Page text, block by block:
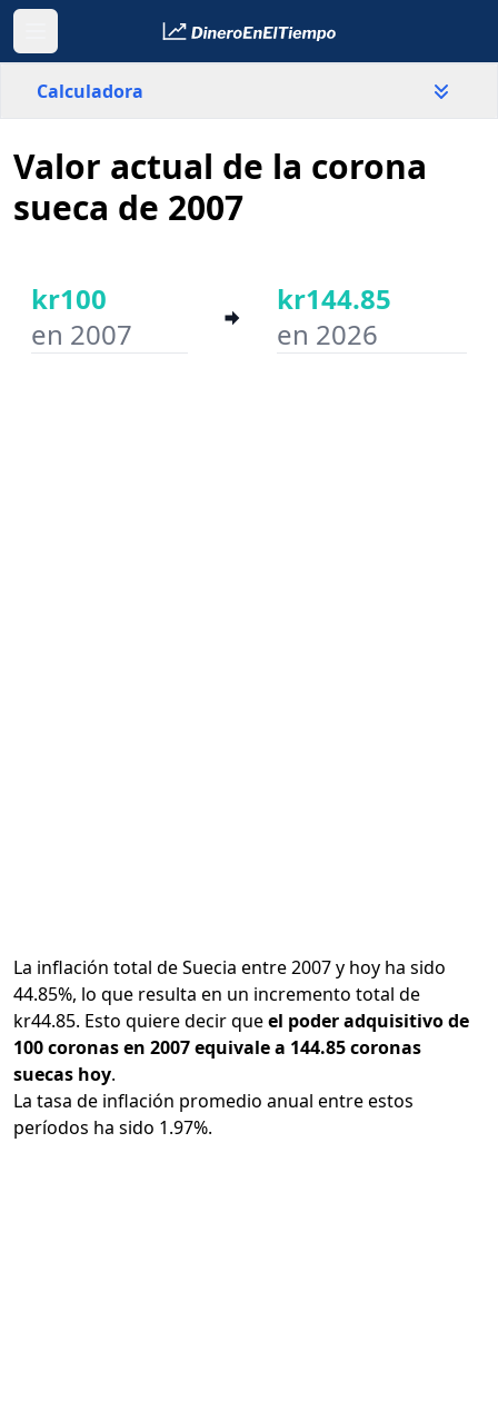
Calculadora
País
Año inicial
Valor actual de la corona
sueca de 2007
kr100
en 2007
kr144.85
en 2026
La inflación total de Suecia entre 2007 y hoy ha sido
44.85%, lo que resulta en un incremento total de
kr44.85. Esto quiere decir queel poder adquisitivo de
100 coronas en 2007 equivale a 144.85 coronas
suecas hoy.
La tasa de inflación promedio anual entre estos
períodos ha sido 1.97%.